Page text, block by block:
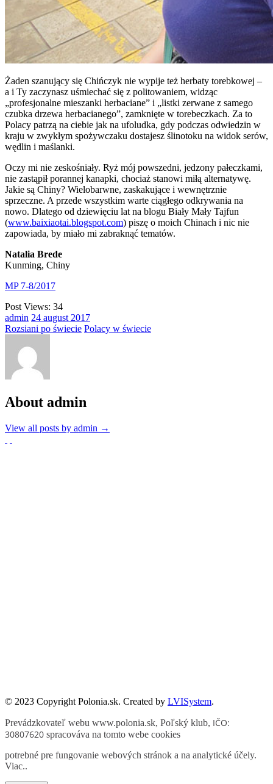
Żaden szanujący się Chińczyk nie wypije też herbaty torebkowej –
a i Ty zaczynasz uśmiechać się z politowaniem, widząc
„profesjonalne mieszanki herbaciane” i „listki zerwane z samego
czubka drzewa herbacianego”, zamknięte w torebeczkach. Za to
Polacy patrzą na ciebie jak na ufoludka, gdy podczas odwiedzin w
kraju w zwykłym spożywczaku dostajesz ślinotoku na widok serów,
wędlin i maślanki.
Oczy mi nie zeskośniały. Ryż mój powszedni, jedzony pałeczkami,
nie zastąpił porannej kanapki, chociaż stanowi miłą alternatywę.
Jakie są Chiny? Wielobarwne, zaskakujące i wewnętrznie
sprzeczne. A przede wszystkim warte ciągłego odkrywania na
nowo. Dlatego od dziewięciu lat na blogu Biały Mały Tajfun
(www.baixiaotai.blogspot.com) piszę o moich Chinach i nic nie
zapowiada, by miało mi zabraknąć tematów.
Natalia Brede
Kunming, Chiny
MP 7-8/2017
Post Views: 34
admin 24 august 2017
Rozsiani po świecie Polacy w świecie
About admin
View all posts by admin →
© 2023 Copyright Polonia.sk. Created by LVISystem.
Prevádzkovateľ webu www.polonia.sk, Poľský klub, IČO:
30807620 spracováva na tomto webe cookies
potrebné pre fungovanie webových stránok a na analytické účely.
Viac..